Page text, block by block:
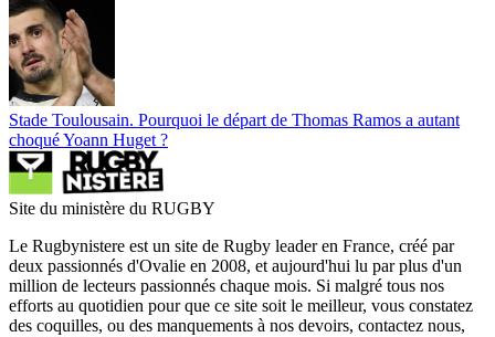
Stade Toulousain. Pourquoi le départ de Thomas Ramos a autant
choqué Yoann Huget ?
Site du ministère du RUGBY
Le Rugbynistere est un site de Rugby leader en France, créé par
deux passionnés d'Ovalie en 2008, et aujourd'hui lu par plus d'un
million de lecteurs passionnés chaque mois. Si malgré tous nos
efforts au quotidien pour que ce site soit le meilleur, vous constatez
des coquilles, ou des manquements à nos devoirs, contactez nous,